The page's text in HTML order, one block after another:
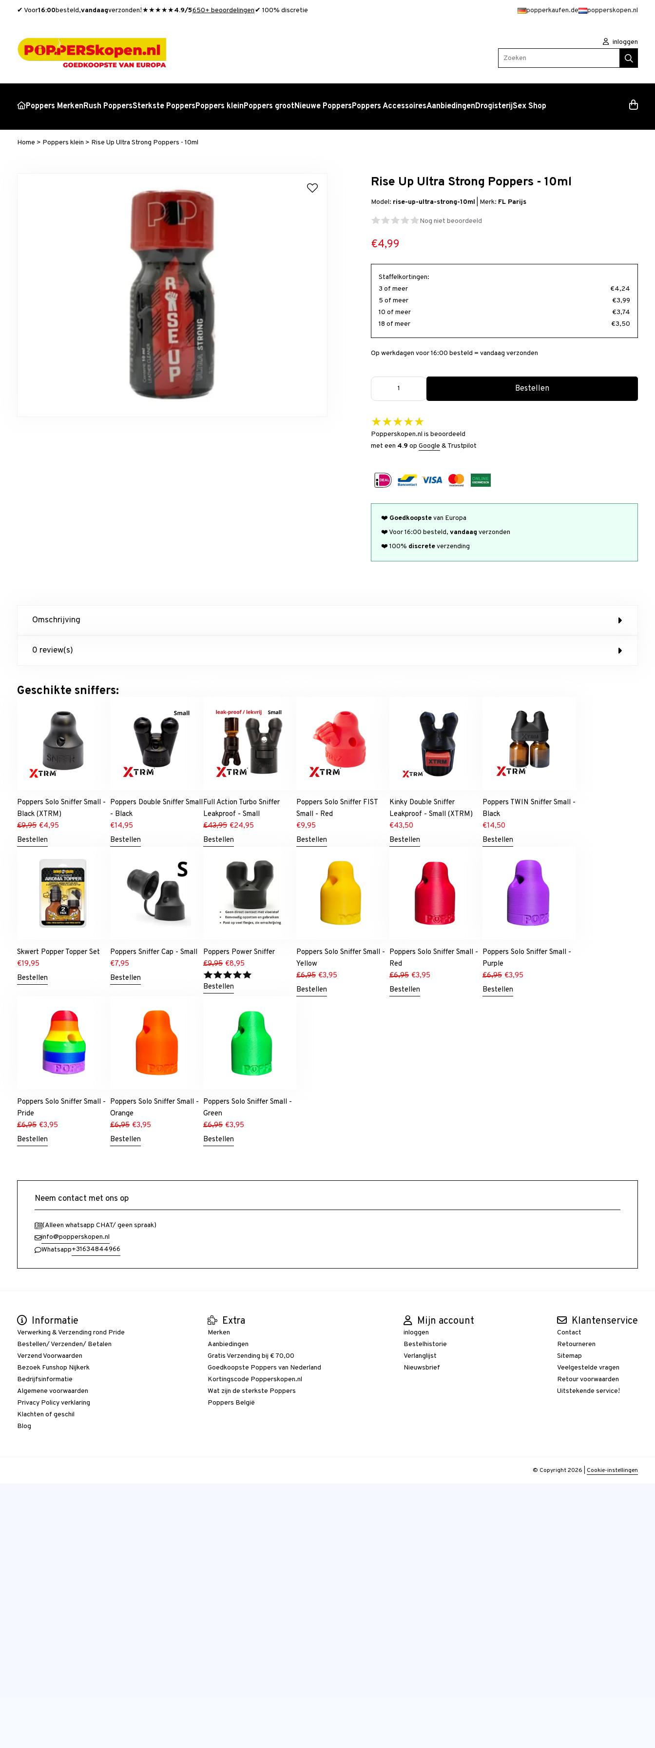
✔ Voor16:00besteld,vandaagverzonden!★★★★★4.9/5650+ beoordelingen✔ 100% discretie popperkaufen.de popperskopen.nl
inloggen
Zoeken
Poppers MerkenRush PoppersSterkste PoppersPoppers kleinPoppers grootNieuwe PoppersPoppers AccessoiresAanbiedingenDrogisterijSex Shop
Home > Poppers klein > Rise Up Ultra Strong Poppers - 10ml
Rise Up Ultra Strong Poppers - 10ml
Model: rise-up-ultra-strong-10ml Merk: FL Parijs
Nog niet beoordeeld
€4,99
Staffelkortingen:
3 of meer
€4,24
5 of meer
€3,99
10 of meer
€3,74
18 of meer
€3,50
Op werkdagen voor 16:00 besteld = vandaag verzonden
Bestellen
★★★★★
Popperskopen.nl is beoordeeld
met een 4.9 opGoogle & Trustpilot
❤️ Goedkoopstevan Europa
❤️ Voor 16:00 besteld,vandaag verzonden
❤️ 100% discreteverzending
Omschrijving
0 review(s)
Geschikte sniffers:
Poppers Solo Sniffer Small -
Black (XTRM)
€9,95 €4,95
Bestellen
Poppers Double Sniffer Small
- Black
€14,95
Bestellen
Full Action Turbo Sniffer
Leakproof - Small
€43,95 €24,95
Bestellen
Poppers Solo Sniffer FIST
Small - Red
€9,95
Bestellen
Kinky Double Sniffer
Leakproof - Small (XTRM)
€43,50
Bestellen
Poppers TWIN Sniffer Small -
Black
€14,50
Bestellen
Skwert Popper Topper Set
€19,95
Bestellen
Poppers Sniffer Cap - Small
€7,95
Bestellen
Poppers Power Sniffer
€9,95 €8,95
Bestellen
Poppers Solo Sniffer Small -
Yellow
€6,95 €3,95
Bestellen
Poppers Solo Sniffer Small -
Red
€6,95 €3,95
Bestellen
Poppers Solo Sniffer Small -
Purple
€6,95 €3,95
Bestellen
Poppers Solo Sniffer Small -
Pride
€6,95 €3,95
Bestellen
Poppers Solo Sniffer Small -
Orange
€6,95 €3,95
Bestellen
Poppers Solo Sniffer Small -
Green
€6,95 €3,95
Bestellen
Neem contact met ons op
(Alleen whatsapp CHAT/ geen spraak)
info@popperskopen.nl
Whatsapp+31634844966
Informatie
Verwerking & Verzending rond Pride
Bestellen/ Verzenden/ Betalen
Verzend Voorwaarden
Bezoek Funshop Nijkerk
Bedrijfsinformatie
Algemene voorwaarden
Privacy Policy verklaring
Klachten of geschil
Blog
Extra
Merken
Aanbiedingen
Gratis Verzending bij € 70,00
Goedkoopste Poppers van Nederland
Kortingscode Popperskopen.nl
Wat zijn de sterkste Poppers
Poppers België
Mijn account
inloggen
Bestelhistorie
Verlanglijst
Nieuwsbrief
Klantenservice
Contact
Retourneren
Sitemap
Veelgestelde vragen
Retour voorwaarden
Uitstekende service!
© Copyright 2026 Cookie-instellingen